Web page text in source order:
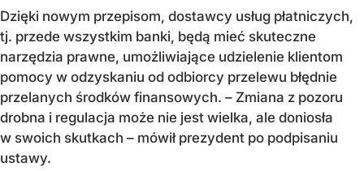
Dzięki nowym przepisom, dostawcy usług płatniczych,
tj. przede wszystkim banki, będą mieć skuteczne
narzędzia prawne, umożliwiające udzielenie klientom
pomocy w odzyskaniu od odbiorcy przelewu błędnie
przelanych środków finansowych. – Zmiana z pozoru
drobna i regulacja może nie jest wielka, ale doniosła
w swoich skutkach – mówił prezydent po podpisaniu
ustawy.